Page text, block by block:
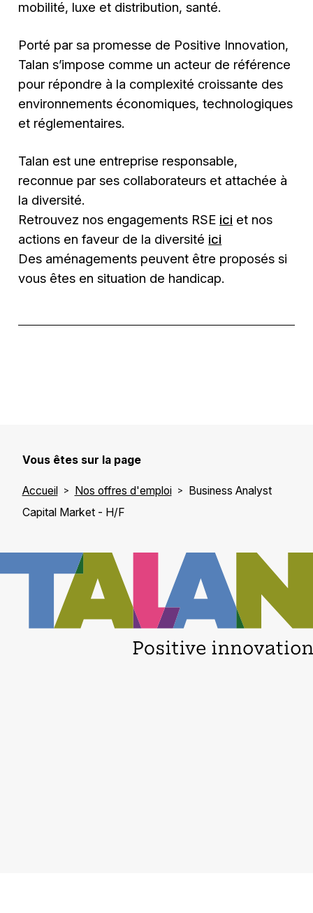
mobilité, luxe et distribution, santé.
Porté par sa promesse de Positive Innovation,
Talan s’impose comme un acteur de référence
pour répondre à la complexité croissante des
environnements économiques, technologiques
et réglementaires.
Talan est une entreprise responsable,
reconnue par ses collaborateurs et attachée à
la diversité.
Retrouvez nos engagements RSE ici et nos
actions en faveur de la diversité ici
Des aménagements peuvent être proposés si
vous êtes en situation de handicap.
Vous êtes sur la page
Accueil Nos offres d'emploi
Business Analyst
Capital Market - H/F